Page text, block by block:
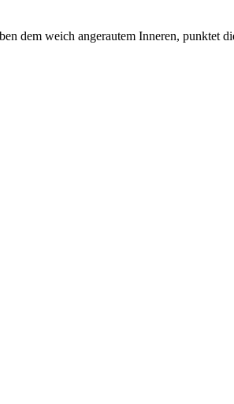
dem weich angerautem Inneren, punktet